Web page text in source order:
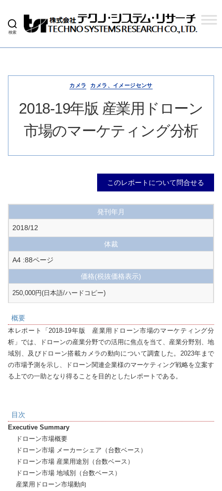
検索
式
テ
ク
シ
ス
ム
リ
ー
カメラ カメラ、イメージセンサ
2018-19年版 産業用ドローン
市場のマーケティング分析
このレポートについて問合せる
発刊年月
2018/12
体裁
A4 :88ページ
価格(税抜価格表示)
250,000円(日本語/ハードコピー)
概要
本レポート「2018-19年版　産業用ドローン市場のマーケティング分
析」では、ドローンの産業分野での活用に焦点を当て、産業分野別、地
域別、及びドローン搭載カメラの動向について調査した。2023年まで
の市場予測を示し、ドローン関連企業様のマーケティング戦略を立案す
る上での一助となり得ることを目的としたレポートである。
目次
Executive Summary
    ドローン市場概要
    ドローン市場 メーカーシェア（台数ベース）
    ドローン市場 産業用途別（台数ベース）
    ドローン市場 地域別（台数ベース）
    産業用ドローン市場動向